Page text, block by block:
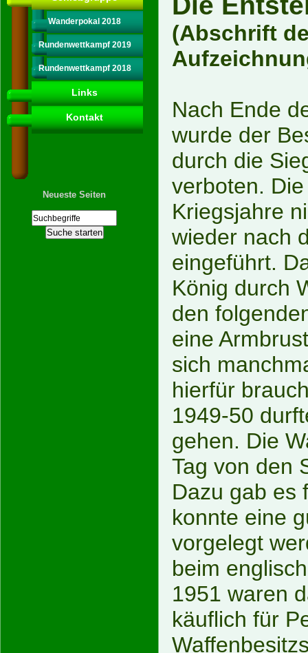
Wanderpokal 2018
Rundenwettkampf 2019
Rundenwettkampf 2018
Links
Kontakt
Neueste Seiten
(Abschrift
Nach Ende
wurde der
durch die
verboten.
Kriegsjahre
wieder nach
eingeführt.
König durch
den
eine
sich
hierfür
1949-50
gehen. Die
Tag von den
Dazu gab es
konnte eine
vorgelegt
beim
1951 waren
käuflich für